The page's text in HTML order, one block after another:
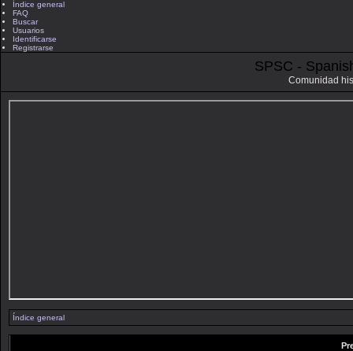
Índice general
FAQ
Buscar
Usuarios
Identificarse
Registrarse
SPSC -
Comunidad
Índice general